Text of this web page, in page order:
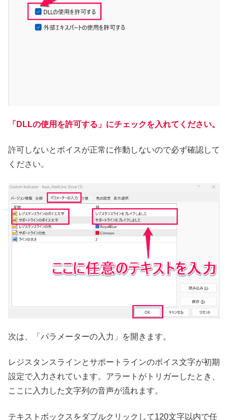
「DLLの使用を許可する」にチェックを入れてください。
許可しないとボイスが正常に作動しないので必ず確認して
ください。
次は、「パラメーターの入力」を開きます。
レジスタンスラインとサポートラインのボイス文字が初期
設定で入力されています。アラートがトリガーしたとき、
ここに入力した文字列の音声が流れます。
テキストボックスをダブルクリックして120文字以内で任